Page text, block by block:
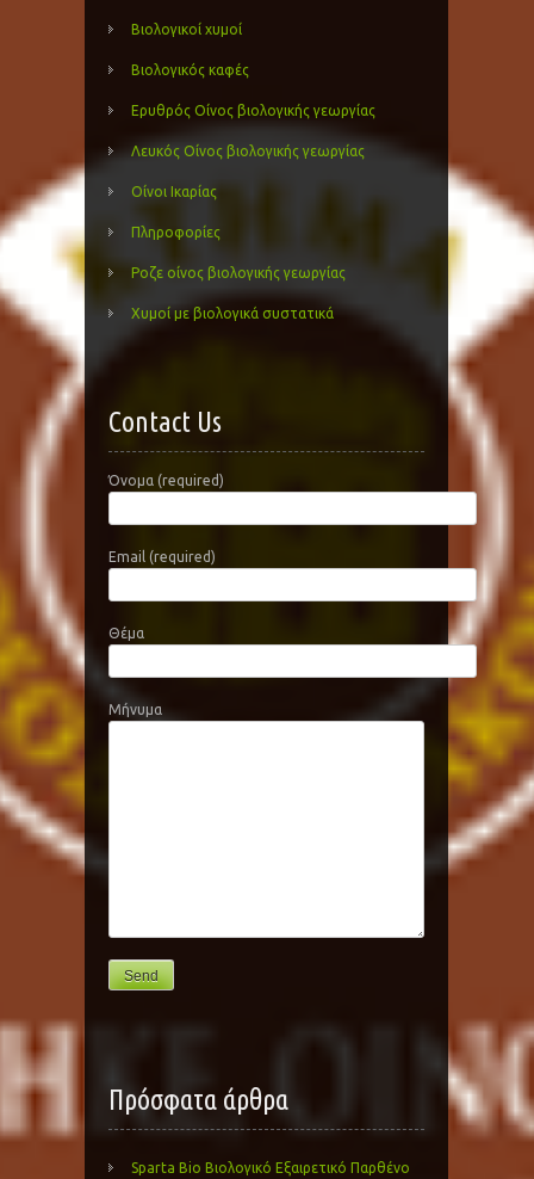
Βιολογικοί χυμοί
Βιολογικός καφές
Ερυθρός Οίνος βιολογικής γεωργίας
Λευκός Οίνος βιολογικής γεωργίας
Οίνοι Ικαρίας
Πληροφορίες
Ροζε οίνος βιολογικής γεωργίας
Χυμοί με βιολογικά συστατικά
Contact Us
Όνομα (required)
Email (required)
Θέμα
Μήνυμα
Πρόσφατα άρθρα
Sparta Bio Βιολογικό Εξαιρετικό Παρθένο